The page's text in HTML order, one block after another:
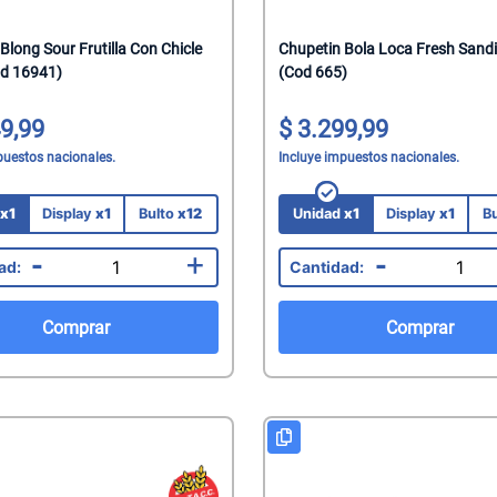
Protectores
Sour Frutilla Con Chicle
16941)
nacionales.
x1 Display x1 Bultox12
- +
Comprar
Chupetin Bola Loca Fresh
(Cod 665)
3.299,99
Incluye impuestos nacionales.
Unidadx1 Display x1
-
Comprar